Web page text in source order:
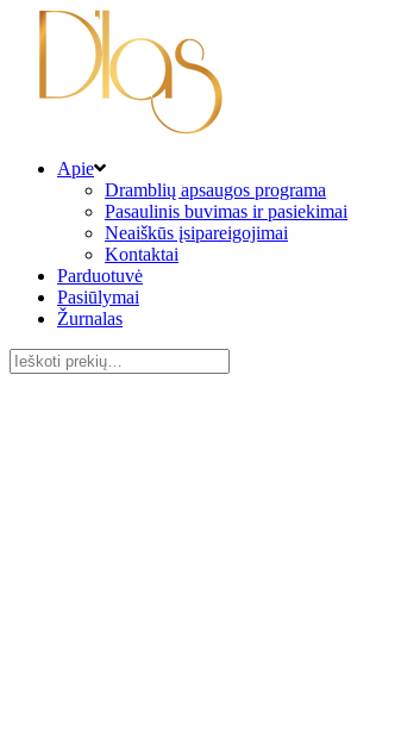
Apie
Dramblių apsaugos programa
Pasaulinis buvimas ir pasiekimai
Neaiškūs įsipareigojimai
Kontaktai
Parduotuvė
Pasiūlymai
Žurnalas
Ieškoti: